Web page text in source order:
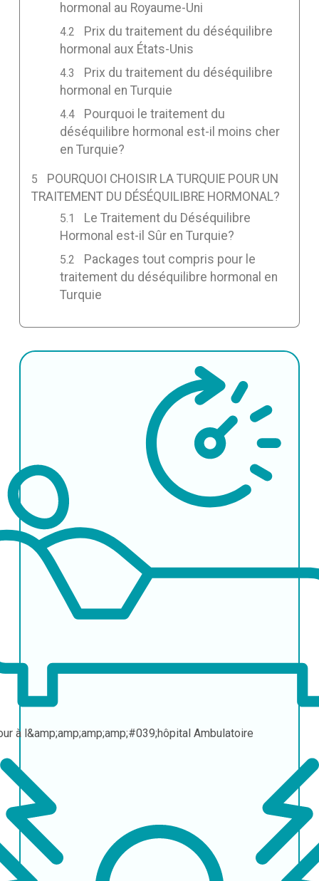
hormonal au Royaume-Uni
Prix du traitement du déséquilibre
hormonal aux États-Unis
Prix du traitement du déséquilibre
hormonal en Turquie
Pourquoi le traitement du
déséquilibre hormonal est-il moins cher
en Turquie?
POURQUOI CHOISIR LA TURQUIE POUR UN
TRAITEMENT DU DÉSÉQUILIBRE HORMONAL?
Le Traitement du Déséquilibre
Hormonal est-il Sûr en Turquie?
Packages tout compris pour le
traitement du déséquilibre hormonal en
Turquie
à l&amp;amp;amp;amp;#039;hôpital Ambulatoire